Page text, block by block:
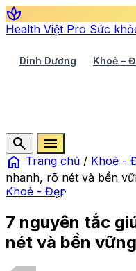
spa
Health Việt Pro Sức
Dinh Dưỡng Khoẻ –
search
menu
home Trang chủ / Khoẻ -
nhanh, rõ nét và bền
Khoẻ - Đẹp
7 nguyên tắc
nét và bền vững